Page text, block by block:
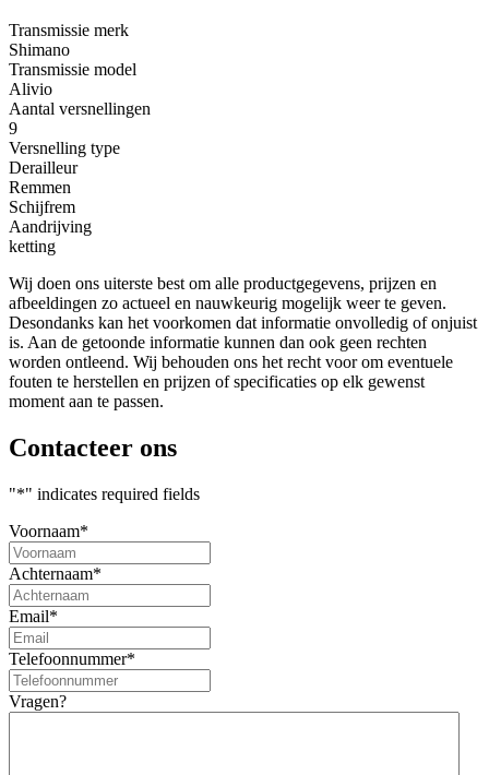
Transmissie merk
Shimano
Transmissie model
Alivio
Aantal versnellingen
9
Versnelling type
Derailleur
Remmen
Schijfrem
Aandrijving
ketting
Wij doen ons uiterste best om alle productgegevens, prijzen en
afbeeldingen zo actueel en nauwkeurig mogelijk weer te geven.
Desondanks kan het voorkomen dat informatie onvolledig of onjuist
is. Aan de getoonde informatie kunnen dan ook geen rechten
worden ontleend. Wij behouden ons het recht voor om eventuele
fouten te herstellen en prijzen of specificaties op elk gewenst
moment aan te passen.
Contacteer ons
"*" indicates required fields
Voornaam*
Achternaam*
Email*
Telefoonnummer*
Vragen?